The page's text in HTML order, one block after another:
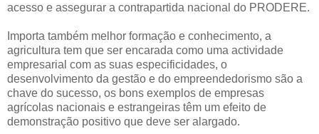
acesso e assegurar a contrapartida nacional do PRODERE.
Importa também melhor formação e conhecimento, a
agricultura tem que ser encarada como uma actividade
empresarial com as suas especificidades, o
desenvolvimento da gestão e do empreendedorismo são a
chave do sucesso, os bons exemplos de empresas
agrícolas nacionais e estrangeiras têm um efeito de
demonstração positivo que deve ser alargado.